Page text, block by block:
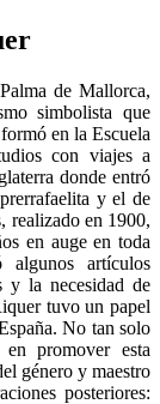
de Mallorca,
simbolista que
en la Escuela
con viajes a
donde entró
y el de
realizado en 1900,
en auge en toda
artículos
y la necesidad de
tuvo un papel
No tan solo
promover esta
género y maestro
posteriores: